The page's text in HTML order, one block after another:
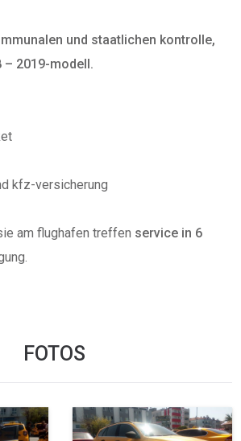
und staatlichen kontrolle,
– 2019-modell.
kfz-versicherung
am flughafen treffen service in 6
FOTOS